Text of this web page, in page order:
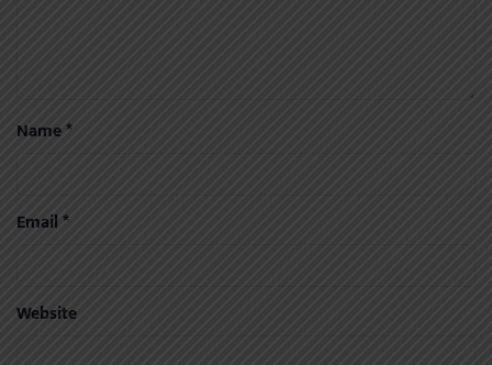
Name*
Email*
Website